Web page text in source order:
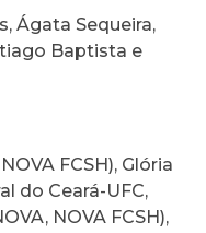
Ágata Sequeira,
Baptista e
FCSH), Glória
do Ceará-UFC,
NOVA FCSH),